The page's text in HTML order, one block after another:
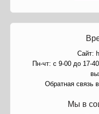
Сайт:
Пн-чт: с 9-00 до 17-
Обратная связь
Мы в